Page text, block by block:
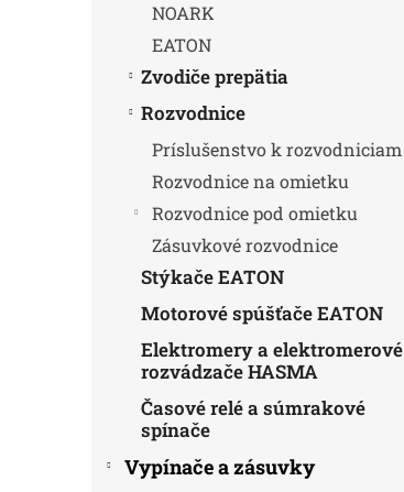
NOARK
EATON
Zvodiče prepätia
Rozvodnice
Príslušenstvo k rozvodniciam
Rozvodnice na omietku
Rozvodnice pod omietku
Zásuvkové rozvodnice
Stýkače EATON
Motorové spúšťače EATON
Elektromery a elektromerové
rozvádzače HASMA
Časové relé a súmrakové
spínače
Vypínače a zásuvky